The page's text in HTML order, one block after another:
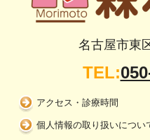
名古屋市東
TEL:
アクセス・診療時間
個人情報の取り扱いについ